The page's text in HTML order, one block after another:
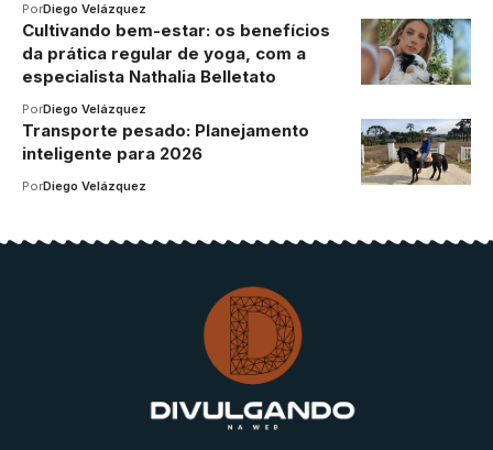
PorDiego Velázquez
Cultivando bem-estar: os benefícios
da prática regular de yoga, com a
especialista Nathalia Belletato
PorDiego Velázquez
Transporte pesado: Planejamento
inteligente para 2026
PorDiego Velázquez